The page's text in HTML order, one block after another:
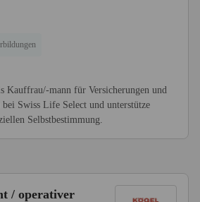
w/d)
Kauffrau/-mann für Versicherungen und
Swiss Life Select und unterstütze
Selbstbestimmung.
/ operativer